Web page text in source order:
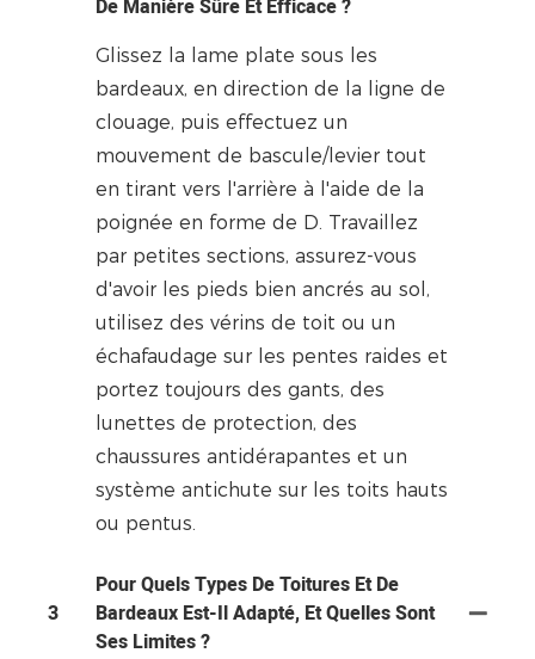
De Manière Sûre Et Efficace ?
Glissez la lame plate sous les
bardeaux, en direction de la ligne de
clouage, puis effectuez un
mouvement de bascule/levier tout
en tirant vers l'arrière à l'aide de la
poignée en forme de D. Travaillez
par petites sections, assurez-vous
d'avoir les pieds bien ancrés au sol,
utilisez des vérins de toit ou un
échafaudage sur les pentes raides et
portez toujours des gants, des
lunettes de protection, des
chaussures antidérapantes et un
système antichute sur les toits hauts
ou pentus.
3
Pour Quels Types De Toitures Et De
Bardeaux Est-Il Adapté, Et Quelles Sont
Ses Limites ?